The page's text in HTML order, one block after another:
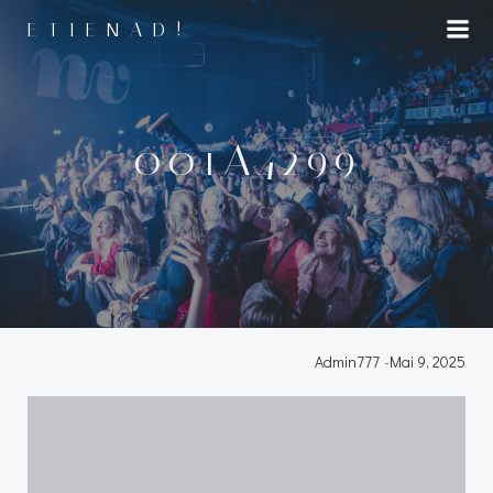
Aller
au
ETIENAD!
001A4299
Admin777 -Mai 9, 2025